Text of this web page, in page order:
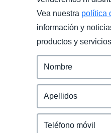
Vea nuestra política
información y
productos y